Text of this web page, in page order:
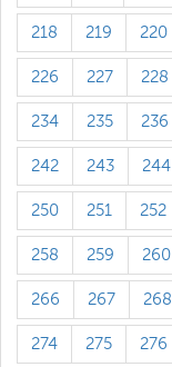
218 219 220
226 227 228
234 235 236
242 243 244
250 251 252
258 259 260
266 267 268
274 275 276